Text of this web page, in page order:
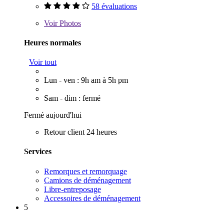
58 évaluations
VoirPhotos
Heures normales
Voir tout
Lun - ven : 9h am à 5h pm
Sam - dim : fermé
Fermé aujourd'hui
Retour client 24 heures
Services
Remorques et remorquage
Camions de déménagement
Libre-entreposage
Accessoires de déménagement
5